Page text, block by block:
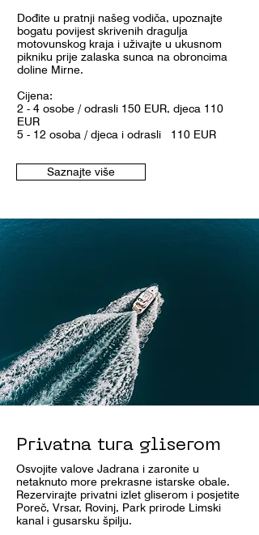
Dođite u pratnji našeg vodiča, upoznajte
bogatu povijest skrivenih dragulja
motovunskog kraja i uživajte u ukusnom
pikniku prije zalaska sunca na obroncima
doline Mirne.
Cijena:
2 - 4 osobe / odrasli 150 EUR, djeca 110
EUR
5 - 12 osoba / djeca i odrasli 110 EUR
Saznajte više
Privatna tura gliserom
Osvojite valove Jadrana i zaronite u
netaknuto more prekrasne istarske obale.
Rezervirajte privatni izlet gliserom i posjetite
Poreč, Vrsar, Rovinj, Park prirode Limski
kanal i gusarsku špilju.